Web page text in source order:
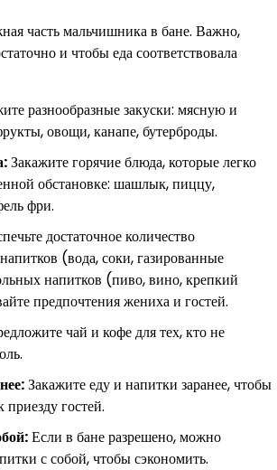
часть мальчишника в бане. Важно,
и чтобы еда соответствовала
разнообразные закуски: мясную и
овощи, канапе, бутерброды.
Закажите горячие блюда, которые легко
обстановке: шашлык, пиццу,
фри.
достаточное количество
(вода, соки, газированные
напитков (пиво, вино, крепкий
предпочтения жениха и гостей.
чай и кофе для тех, кто не
Закажите еду и напитки заранее, чтобы
гостей.
Если в бане разрешено, можно
с собой, чтобы сэкономить.